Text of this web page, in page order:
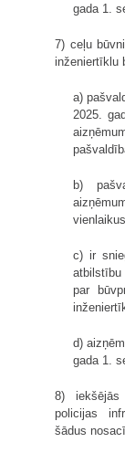
gada 1.
7) ceļu
inženiertīklu
a)
2025.
b)
c) ir
par
d)
gada 1.
8)
policijas
šādus